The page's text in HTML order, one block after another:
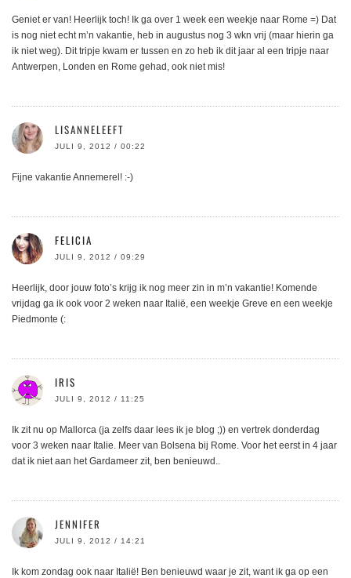
Geniet er van! Heerlijk toch! Ik ga over 1 week een weekje naar Rome =) Dat
is nog niet echt m’n vakantie, heb in augustus nog 3 wkn vrij (maar hierin ga
ik niet weg). Dit tripje kwam er tussen en zo heb ik dit jaar al een tripje naar
Antwerpen, Londen en Rome gehad, ook niet mis!
LISANNELEEFT
JULI 9, 2012 / 00:22
Fijne vakantie Annemerel! :-)
FELICIA
JULI 9, 2012 / 09:29
Heerlijk, door jouw foto’s krijg ik nog meer zin in m’n vakantie! Komende
vrijdag ga ik ook voor 2 weken naar Italië, een weekje Greve en een weekje
Piedmonte (:
IRIS
JULI 9, 2012 / 11:25
Ik zit nu op Mallorca (ja zelfs daar lees ik je blog ;)) en vertrek donderdag
voor 3 weken naar Italie. Meer van Bolsena bij Rome. Voor het eerst in 4 jaar
dat ik niet aan het Gardameer zit, ben benieuwd..
JENNIFER
JULI 9, 2012 / 14:21
Ik kom zondag ook naar Italië! Ben benieuwd waar je zit, want ik ga op een